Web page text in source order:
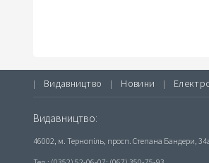
| Видавництво | Новини |
Видавництво:
46002, м. Тернопіль, просп. Степана Бандери,